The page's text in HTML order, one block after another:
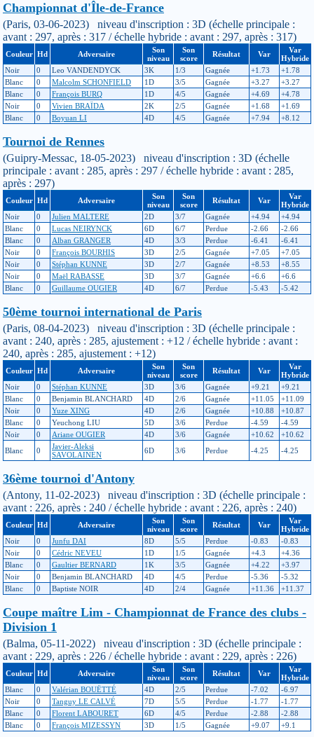
Championnat d'Île-de-France
(Paris, 03-06-2023) niveau d'inscription : 3D (échelle principale :
avant : 297, après : 317 / échelle hybride : avant : 297, après : 317)
Couleur Hd Adversaire
Son
niveau
Son
score
Résultat Var
Var
Hybride
Noir
0 Leo VANDENDYCK 3K 1/3 Gagnée +1.73
+1.78
Blanc
0 Malcolm SCHONFIELD 1D 3/5 Gagnée +3.27
+3.27
Blanc
0 François BURQ 1D 4/5 Gagnée +4.69
+4.78
Noir
0 Vivien BRAÏDA 2K 2/5 Gagnée +1.68
+1.69
Blanc
0 Boyuan LI 4D 4/5 Gagnée +7.94 +8.12
Tournoi de Rennes
(Guipry-Messac, 18-05-2023) niveau d'inscription : 3D (échelle
principale : avant : 285, après : 297 / échelle hybride : avant : 285,
après : 297)
Couleur Hd Adversaire
Son
niveau
Son
score
Résultat Var
Var
Hybride
Noir
0 Julien MALTERE 2D 3/7 Gagnée +4.94
+4.94
Blanc
0 Lucas NEIRYNCK 6D 6/7 Perdue -2.66
-2.66
Blanc
0 Alban GRANGER 4D 3/3 Perdue -6.41
-6.41
Noir
0 François BOURHIS 3D 2/5 Gagnée +7.05
+7.05
Noir
0 Stéphan KUNNE 3D 2/7 Gagnée +8.53
+8.55
Noir
0 Maël RABASSE 3D 3/7 Gagnée +6.6
+6.6
Blanc
0 Guillaume OUGIER 4D 6/7 Perdue -5.43 -5.42
50ème tournoi international de Paris
(Paris, 08-04-2023) niveau d'inscription : 3D (échelle principale :
avant : 240, après : 285, ajustement : +12 / échelle hybride : avant :
240, après : 285, ajustement : +12)
Couleur Hd Adversaire
Son
niveau
Son
score
Résultat Var
Var
Hybride
Noir
0 Stéphan KUNNE 3D 3/6 Gagnée +9.21
+9.21
Blanc
0 Benjamin BLANCHARD 4D 2/6 Gagnée +11.05
+11.09
Noir
0 Yuze XING 4D 2/6 Gagnée +10.88
+10.87
Blanc
0 Yeuchong LIU 5D 3/6 Perdue -4.59
-4.59
Noir
0 Ariane OUGIER 4D 3/6 Gagnée +10.62
+10.62
Blanc
0
Javier-Aleksi
SAVOLAINEN
6D 3/6 Perdue -4.25 -4.25
36ème tournoi d'Antony
(Antony, 11-02-2023) niveau d'inscription : 3D (échelle principale :
avant : 226, après : 240 / échelle hybride : avant : 226, après : 240)
Couleur Hd Adversaire
Son
niveau
Son
score
Résultat Var
Var
Hybride
Noir
0 Junfu DAI 8D 5/5 Perdue -0.83
-0.83
Noir
0 Cédric NEVEU 1D 1/5 Gagnée +4.3
+4.36
Blanc
0 Gaultier BERNARD 1K 3/5 Gagnée +4.22
+3.97
Noir
0 Benjamin BLANCHARD 4D 4/5 Perdue -5.36
-5.32
Blanc
0 Baptiste NOIR 4D 2/4 Gagnée +11.36 +11.37
Coupe maître Lim - Championnat de France des clubs -
Division 1
(Balma, 05-11-2022) niveau d'inscription : 3D (échelle principale :
avant : 229, après : 226 / échelle hybride : avant : 229, après : 226)
Couleur Hd Adversaire
Son
niveau
Son
score
Résultat Var
Var
Hybride
Blanc
0 Valérian BOUËTTÉ 4D 2/5 Perdue -7.02
-6.97
Noir
0 Tanguy LE CALVÉ 7D 5/5 Perdue -1.77
-1.77
Blanc
0 Florent LABOURET 6D 4/5 Perdue -2.88
-2.88
Blanc
0 François MIZESSYN 3D 1/5 Gagnée +9.07 +9.1